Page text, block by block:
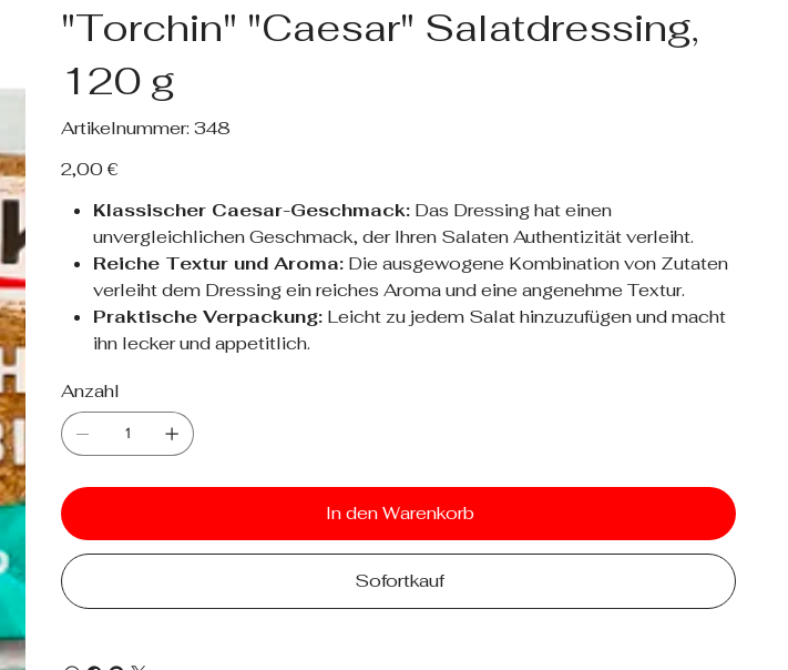
"Torchin" "Caesar" Salatdressing,
120 g
Artikelnummer: Artikelnummer:
348
348
Preis
2,00 €
Klassischer Caesar-Geschmack:Das Dressing hat einen
unvergleichlichen Geschmack, der Ihren Salaten Authentizität verleiht.
Reiche Textur und Aroma:Die ausgewogene Kombination von Zutaten
verleiht dem Dressing ein reiches Aroma und eine angenehme Textur.
Praktische Verpackung:Leicht zu jedem Salat hinzuzufügen und macht
ihn lecker und appetitlich.
Anzahl
In den Warenkorb
Sofortkauf